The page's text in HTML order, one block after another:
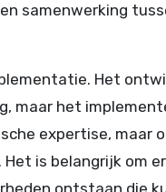
samenwerking
Het
maar het
expertise, maar
is belangrijk om